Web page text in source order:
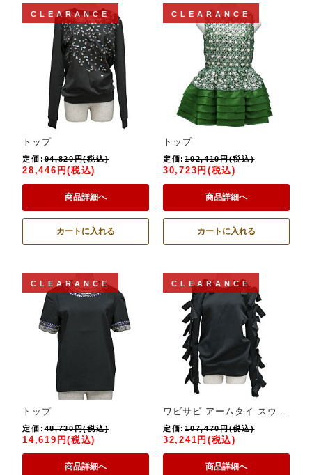
CLEARANCE
トップ
定価:94,820円(税込)
28,446円(税込)
商品詳細へ
カートに入れる
CLEARANCE
トップ
定価:102,410円(税込)
30,723円(税込)
商品詳細へ
カートに入れる
CLEARANCE
トップ
定価:48,730円(税込)
14,619円(税込)
商品詳細へ
CLEARANCE
定価:107,470円(税込)
32,241円(税込)
商品詳細へ